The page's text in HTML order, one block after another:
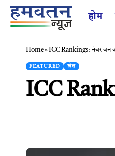
होम
Home» ICC Rankings: नंबर वन
FEATURED खेल
ICC